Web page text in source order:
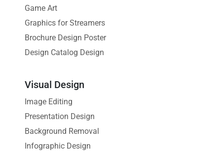
Game Art
Graphics for Streamers
Brochure Design Poster
Design Catalog Design
Visual Design
Image Editing
Presentation Design
Background Removal
Infographic Design